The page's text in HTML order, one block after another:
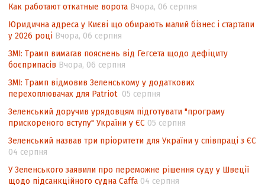
невизначеності механізму повторного
підрахунку голосів виборців
Інформаційна безпека суспільства
Как работают откатные ворота Вчора, 06 серпня
Юридична адреса у Києві що обирають малий бізнес і стартапи
у 2026 році Вчора, 06 серпня
ЗМІ: Трамп вимагав пояснень від Гегсета щодо дефіциту
боєприпасів Вчора, 06 серпня
ЗМІ: Трамп відмовив Зеленському у додаткових
перехоплювачах для Patriot 05 серпня
Зеленський доручив урядовцям підготувати "програму
прискореного вступу" України у ЄС 05 серпня
Зеленський назвав три пріоритети для України у співпраці з ЄС
04 серпня
У Зеленського заявили про переможне рішення суду у Швеції
щодо підсанкційного судна Caffa 04 серпня